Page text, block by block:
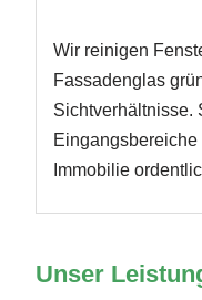
Wir reinigen
Fassadenglas
Sichtverhältnisse.
Immobilie
Unser